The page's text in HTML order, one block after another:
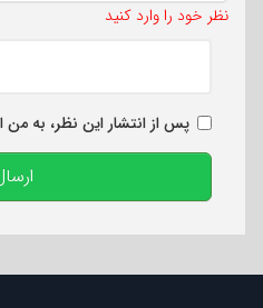
نظر خود را وارد کنید
پس از انتشار این نظر، به من